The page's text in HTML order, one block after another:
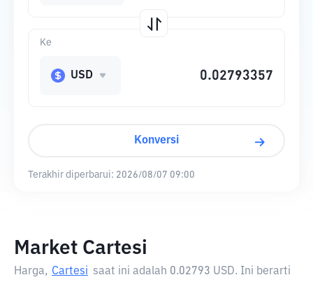
Ke
USD
Konversi
Terakhir diperbarui: 2026/08/07 09:00
Market Cartesi
Harga, Cartesi saat ini adalah 0.02793 USD. Ini berarti